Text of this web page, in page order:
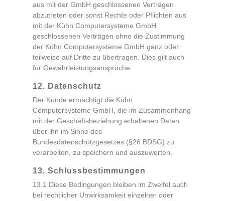
aus mit der GmbH geschlossenen Verträgen
abzutreten oder sonst Rechte oder Pflichten aus
mit der Kühn Computersysteme GmbH
geschlossenen Verträgen ohne die Zustimmung
der Kühn Computersysteme GmbH ganz oder
teilweise auf Dritte zu übertragen. Dies gilt auch
für Gewährleistungsansprüche.
12. Datenschutz
Der Kunde ermächtigt die Kühn
Computersysteme GmbH, die im Zusammenhang
mit der Geschäftsbeziehung erhaltenen Daten
über ihn im Sinne des
Bundesdatenschutzgesetzes (§26 BDSG) zu
verarbeiten, zu speichern und auszuwerten.
13. Schlussbestimmungen
13.1 Diese Bedingungen bleiben im Zweifel auch
bei rechtlicher Unwirksamkeit einzelner oder